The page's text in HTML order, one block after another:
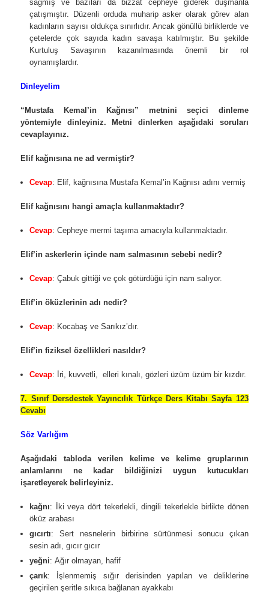
sağmış ve bazıları da bizzat cepheye giderek düşmanla
çatışmıştır. Düzenli orduda muharip asker olarak görev alan
kadınların sayısı oldukça sınırlıdır. Ancak gönüllü birliklerde ve
çetelerde çok sayıda kadın savaşa katılmıştır. Bu şekilde
Kurtuluş Savaşının kazanılmasında önemli bir rol
oynamışlardır.
Dinleyelim
“Mustafa Kemal’in Kağnısı” metnini seçici dinleme
yöntemiyle dinleyiniz. Metni dinlerken aşağıdaki soruları
cevaplayınız.
Elif kağnısına ne ad vermiştir?
Cevap: Elif, kağnısına Mustafa Kemal’in Kağnısı adını vermiş
Elif kağnısını hangi amaçla kullanmaktadır?
Cevap: Cepheye mermi taşıma amacıyla kullanmaktadır.
Elif’in askerlerin içinde nam salmasının sebebi nedir?
Cevap: Çabuk gittiği ve çok götürdüğü için nam salıyor.
Elif’in öküzlerinin adı nedir?
Cevap: Kocabaş ve Sarıkız’dır.
Elif’in fiziksel özellikleri nasıldır?
Cevap: İri, kuvvetli, elleri kınalı, gözleri üzüm üzüm bir kızdır.
7. Sınıf Dersdestek Yayıncılık Türkçe Ders Kitabı Sayfa 123
Cevabı
Söz Varlığım
Aşağıdaki tabloda verilen kelime ve kelime gruplarının
anlamlarını ne kadar bildiğinizi uygun kutucukları
işaretleyerek belirleyiniz.
kağnı: İki veya dört tekerlekli, dingili tekerlekle birlikte dönen
öküz arabası
gıcırtı: Sert nesnelerin birbirine sürtünmesi sonucu çıkan
sesin adı, gıcır gıcır
yeğni: Ağır olmayan, hafif
çarık: İşlenmemiş sığır derisinden yapılan ve deliklerine
geçirilen şeritle sıkıca bağlanan ayakkabı